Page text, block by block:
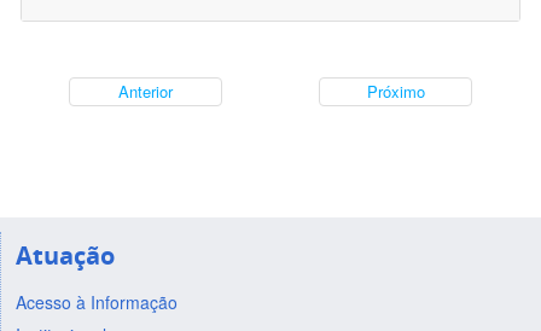
Anterior Próximo
Atuação
Acesso à Informação